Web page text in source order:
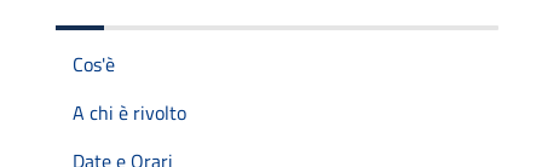
Cos'è
A chi è rivolto
Date e Orari